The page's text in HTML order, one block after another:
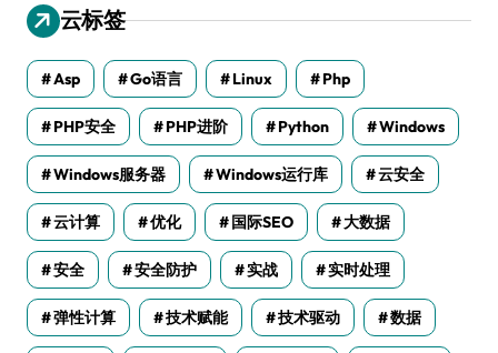
云标签
Asp Go语言 Linux Php
PHP安全 PHP进阶 Python Windows
Windows服务器 Windows运行库 云安全
云计算 优化 国际SEO 大数据
安全 安全防护 实战 实时处理
弹性计算 技术赋能 技术驱动 数据